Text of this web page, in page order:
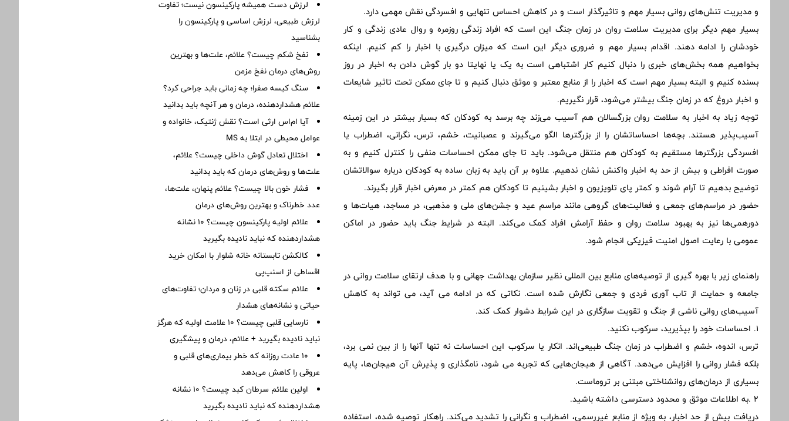
و مدیریت تنش‌های روانی بسیار مهم و تاثیرگذار است و در کاهش احساس تنهایی و افسردگی نقش مهمی دارد.
بسیار مهم دیگر برای مدیریت سلامت روان در زمان جنگ این است که افراد زندگی روزمره و روال عادی زندگی و کار
خودشان را ادامه دهند. اقدام بسیار مهم و ضروری دیگر این است که میزان درگیری با اخبار را کم کنیم. اینکه
بخواهیم همه بخش‌های خبری را دنبال کنیم کار اشتباهی است به یک یا نهایتا دو بار گوش دادن به اخبار در روز
بسنده کنیم و البته بسیار مهم است که اخبار را از منابع معتبر و موثق دنبال کنیم و تا جای ممکن تحت تاثیر شایعات
و اخبار دروغ که در زمان جنگ بیشتر می‌شود، قرار نگیریم.
توجه زیاد به اخبار به سلامت روان بزرگسالان هم آسیب می‌زند چه برسد به کودکان که بسیار بیشتر در این زمینه
آسیب‌پذیر هستند. بچه‌ها احساساتشان را از بزرگترها الگو می‌گیرند و عصبانیت، خشم، ترس، نگرانی، اضطراب یا
افسردگی بزرگترها مستقیم به کودکان هم منتقل می‌شود. باید تا جای ممکن احساسات منفی را کنترل کنیم و به
صورت افراطی و بیش از حد به اخبار واکنش نشان ندهیم. علاوه بر آن باید به زبان ساده به کودکان درباره سوالاتشان
توضیح بدهیم تا آرام شوند و کمتر پای تلویزیون و اخبار بشینیم تا کودکان هم کمتر در معرض اخبار قرار بگیرند.
حضور در مراسم‌های جمعی و فعالیت‌های گروهی مانند مراسم عید و جشن‌های ملی و مذهبی، در مساجد، هیات‌ها و
دورهمی‌ها نیز به بهبود سلامت روان و حفظ آرامش افراد کمک می‌کند. البته در شرایط جنگ باید حضور در اماکن
عمومی با رعایت اصول امنیت فیزیکی انجام شود.
راهنمای زیر با بهره گیری از توصیه‌های منابع بین المللی نظیر سازمان بهداشت جهانی و با هدف ارتقای سلامت روانی در
جامعه و حمایت از تاب آوری فردی و جمعی نگارش شده است. نکاتی که در ادامه می آید، می تواند به کاهش
آسیب‌های روانی ناشی از جنگ و تقویت سازگاری در این شرایط دشوار کمک کند.
1. احساسات خود را بپذیرید، سرکوب نکنید.
ترس، اندوه، خشم و اضطراب در زمان جنگ طبیعی‌اند. انکار یا سرکوب این احساسات نه تنها آنها را از بین نمی برد،
بلکه فشار روانی را افزایش می‌دهد. آگاهی از هیجان‌هایی که تجربه می شود، نامگذاری و پذیرش آن هیجان‌ها، پایه
بسیاری از درمان‌های روانشناختی مبتنی بر تروماست.
2 .به اطلاعات موثق و محدود دسترسی داشته باشید.
دریافت بیش از حد اخبار، به ویژه از منابع غیررسمی، اضطراب و نگرانی را تشدید می‌کند. راهکار توصیه شده، استفاده
لرزش دست همیشه پارکینسون نیست؛ تفاوت
لرزش طبیعی، لرزش اساسی و پارکینسون را
بشناسید
نفخ شکم چیست؟ علائم، علت‌ها و بهترین
روش‌های درمان نفخ مزمن
سنگ کیسه صفرا؛ چه زمانی باید جراحی کرد؟
علائم هشداردهنده، درمان و هر آنچه باید بدانید
آیا ام‌اس ارثی است؟ نقش ژنتیک، خانواده و
عوامل محیطی در ابتلا به MS
اختلال تعادل گوش داخلی چیست؟ علائم،
علت‌ها و روش‌های درمان که باید بدانید
فشار خون بالا چیست؟ علائم پنهان، علت‌ها،
عدد خطرناک و بهترین روش‌های درمان
علائم اولیه پارکینسون چیست؟ ۱۰ نشانه
هشداردهنده که نباید نادیده بگیرید
کالکشن تابستانه خانه شلوار با امکان خرید
اقساطی از اسنپ‌پی
علائم سکته قلبی در زنان و مردان؛ تفاوت‌های
حیاتی و نشانه‌های هشدار
نارسایی قلبی چیست؟ ۱۰ علامت اولیه که هرگز
نباید نادیده بگیرید + علائم، درمان و پیشگیری
۱۰ عادت روزانه که خطر بیماری‌های قلبی و
عروقی را کاهش می‌دهد
اولین علائم سرطان کبد چیست؟ ۱۰ نشانه
هشداردهنده که نباید نادیده بگیرید